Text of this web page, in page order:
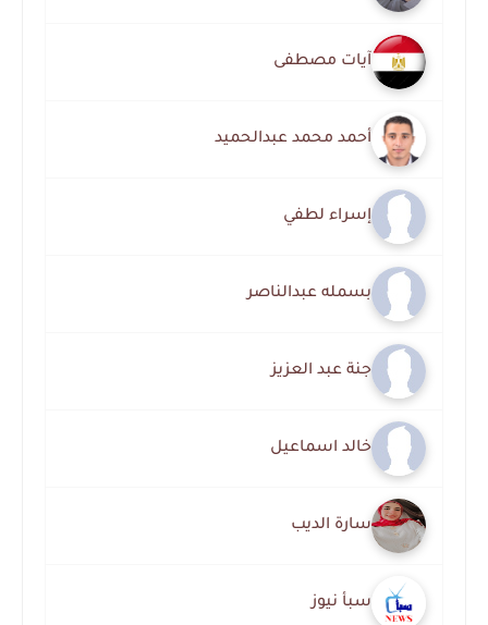
آيات مصطفى
أحمد محمد عبدالحميد
إسراء لطفي
بسمله عبدالناصر
جنة عبد العزيز
خالد اسماعيل
سارة الديب
سبأ نيوز